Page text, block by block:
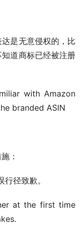
是无意侵权的，比
道商标已经被注册
with Amazon
branded ASIN
：
径致歉。
at the first time